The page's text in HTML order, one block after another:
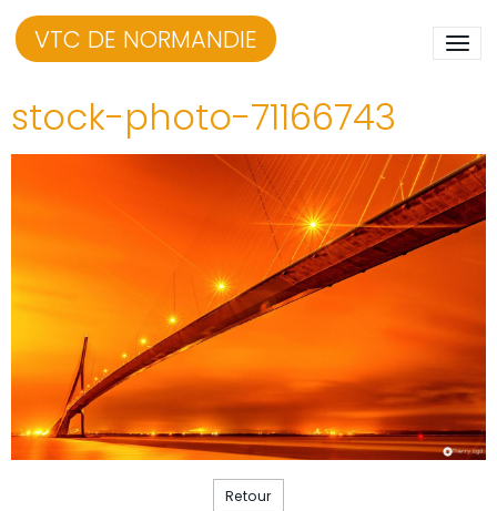
VTC DE NORMANDIE
stock-photo-71166743
Retour